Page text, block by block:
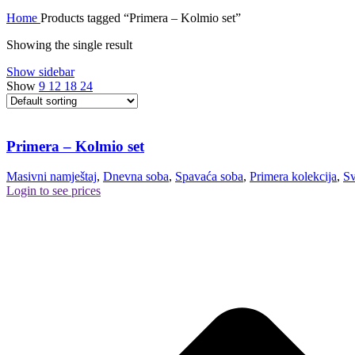
Home Products tagged “Primera – Kolmio set”
Showing the single result
Show sidebar
Show 9 12 18 24
Primera – Kolmio set
Masivni namještaj, Dnevna soba, Spavaća soba, Primera kolekcija,
Login to see prices